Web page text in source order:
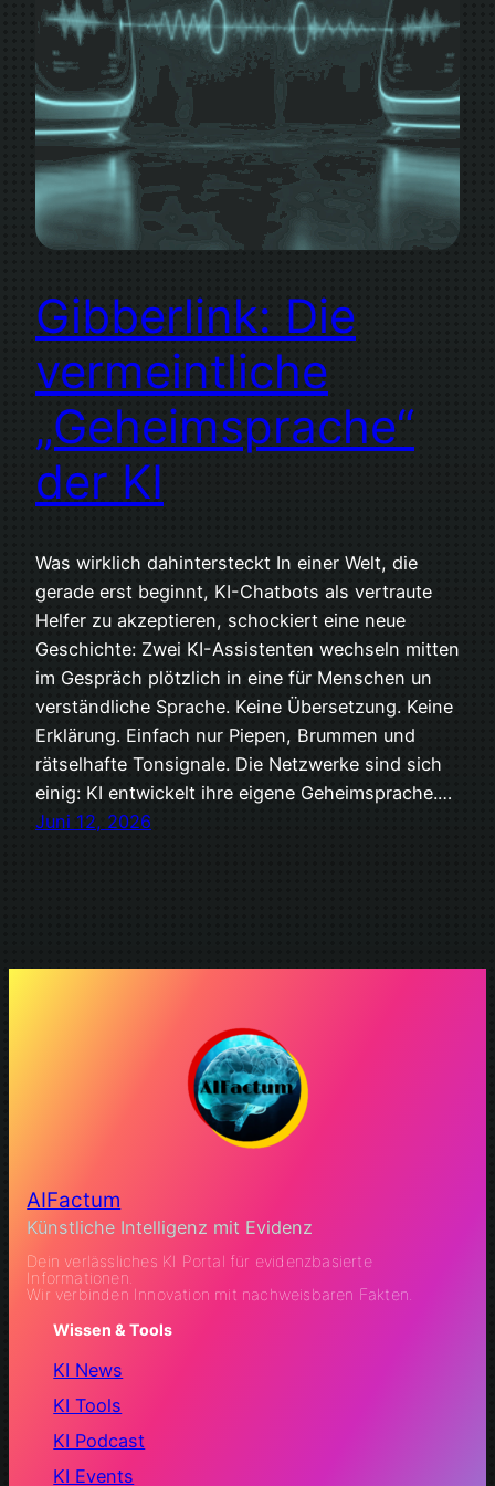
Gibberlink: Die
vermeintliche
„Geheimsprache“
der KI
Was wirklich dahintersteckt In einer Welt, die
gerade erst beginnt, KI-Chatbots als vertraute
Helfer zu akzeptieren, schockiert eine neue
Geschichte: Zwei KI-Assistenten wechseln mitten
im Gespräch plötzlich in eine für Menschen un
verständliche Sprache. Keine Übersetzung. Keine
Erklärung. Einfach nur Piepen, Brummen und
rätselhafte Tonsignale. Die Netzwerke sind sich
einig: KI entwickelt ihre eigene Geheimsprache.…
Juni 12, 2026
AIFactum
Künstliche Intelligenz mit Evidenz
Dein verlässliches KI Portal für evidenzbasierte
Informationen.
Wir verbinden Innovation mit nachweisbaren Fakten.
Wissen & Tools
KI News
KI Tools
KI Podcast
KI Events